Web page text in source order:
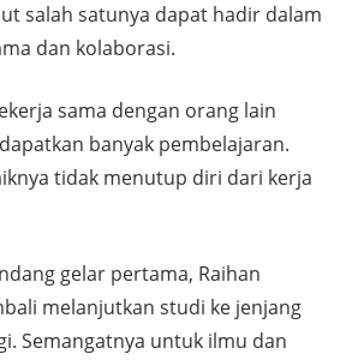
salah satunya dapat hadir dalam
dan kolaborasi.
sama dengan orang lain
banyak pembelajaran.
tidak menutup diri dari kerja
gelar pertama, Raihan
melanjutkan studi ke jenjang
Semangatnya untuk ilmu dan